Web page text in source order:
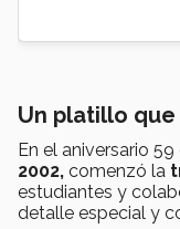
Un platillo
En el aniversario 59
2002, comenzó la
estudiantes y
detalle especial y